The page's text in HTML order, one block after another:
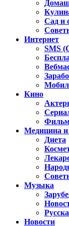
Сад и
Интернет
SMS
Кино
Медицина и
Диета
Музыка
Новости